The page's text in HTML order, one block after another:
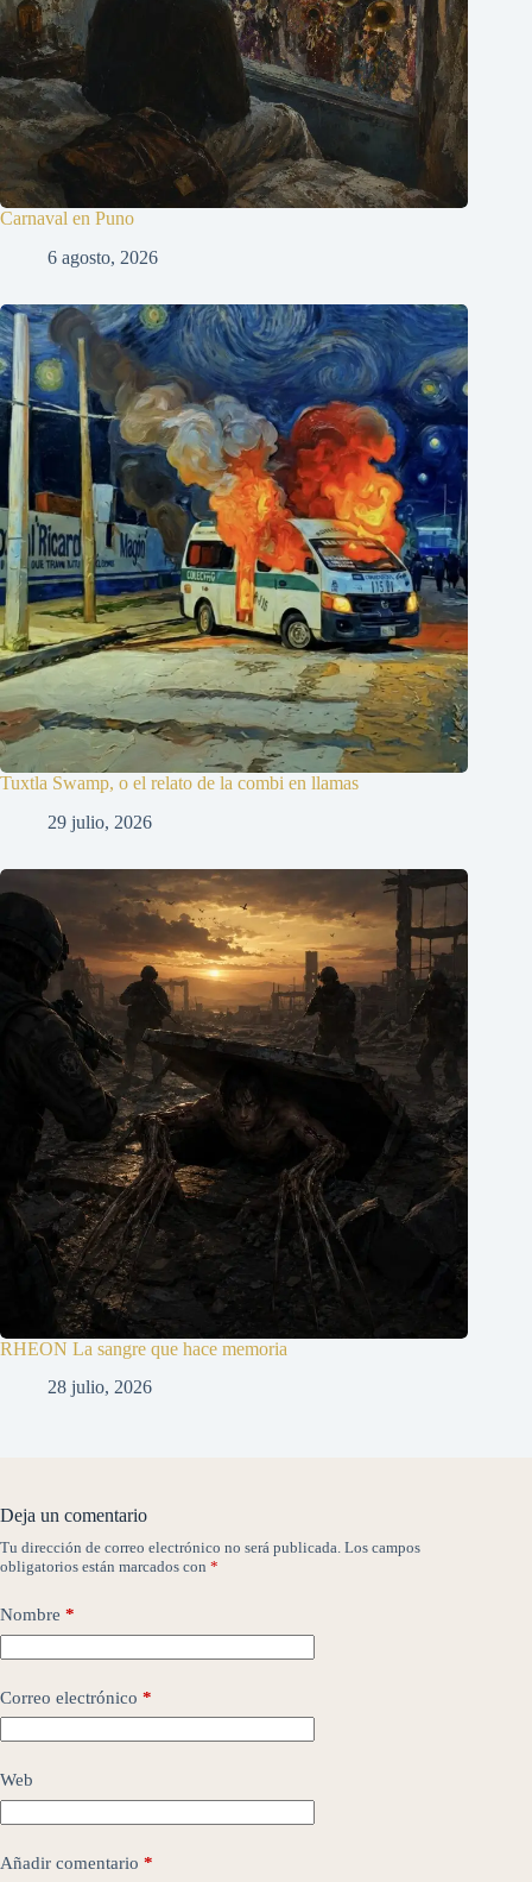
Carnaval en Puno
6 agosto, 2026
Tuxtla Swamp, o el relato de la combi en llamas
29 julio, 2026
RHEON La sangre que hace memoria
28 julio, 2026
Deja un comentario
Tu dirección de correo electrónico no será publicada. Los campos
obligatorios están marcados con *
Nombre *
Correo electrónico *
Web
Añadir comentario *